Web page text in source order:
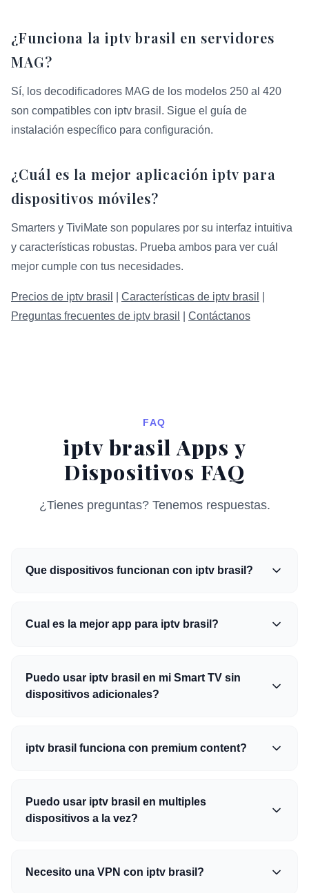
¿Funciona la iptv brasil en servidores
MAG?
Sí, los decodificadores MAG de los modelos 250 al 420
son compatibles con iptv brasil. Sigue el guía de
instalación específico para configuración.
¿Cuál es la mejor aplicación iptv para
dispositivos móviles?
Smarters y TiviMate son populares por su interfaz intuitiva
y características robustas. Prueba ambos para ver cuál
mejor cumple con tus necesidades.
Precios de iptv brasil Características de iptv brasil
Preguntas frecuentes de iptv brasil
Contáctanos
FAQ
iptv brasil Apps y
Dispositivos FAQ
¿Tienes preguntas? Tenemos respuestas.
Que dispositivos funcionan con iptv brasil?
Cual es la mejor app para iptv brasil?
Puedo usar iptv brasil en mi Smart TV sin
dispositivos adicionales?
iptv brasil funciona con premium content?
Puedo usar iptv brasil en multiples
dispositivos a la vez?
Necesito una VPN con iptv brasil?